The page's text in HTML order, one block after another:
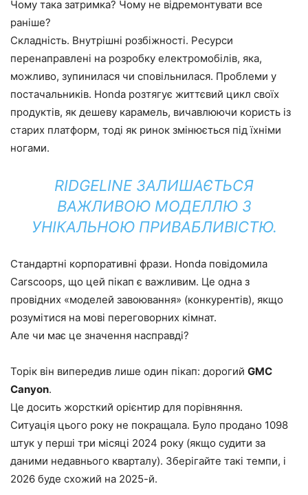
Чому така затримка? Чому не відремонтувати все
раніше?
Складність. Внутрішні розбіжності. Ресурси
перенаправлені на розробку електромобілів, яка,
можливо, зупинилася чи сповільнилася. Проблеми у
постачальників. Honda розтягує життєвий цикл своїх
продуктів, як дешеву карамель, вичавлюючи користь із
старих платформ, тоді як ринок змінюється під їхніми
ногами.
RIDGELINE ЗАЛИШАЄТЬСЯ
ВАЖЛИВОЮ МОДЕЛЛЮ З
УНІКАЛЬНОЮ ПРИВАБЛИВІСТЮ.
Стандартні корпоративні фрази. Honda повідомила
Carscoops, що цей пікап є важливим. Це одна з
провідних «моделей завоювання» (конкурентів), якщо
розумітися на мові переговорних кімнат.
Але чи має це значення насправді?
Торік він випередив лише один пікап: дорогий GMC
Canyon.
Це досить жорсткий орієнтир для порівняння.
Ситуація цього року не покращала. Було продано 1098
штук у перші три місяці 2024 року (якщо судити за
даними недавнього кварталу). Зберігайте такі темпи, і
2026 буде схожий на 2025-й.